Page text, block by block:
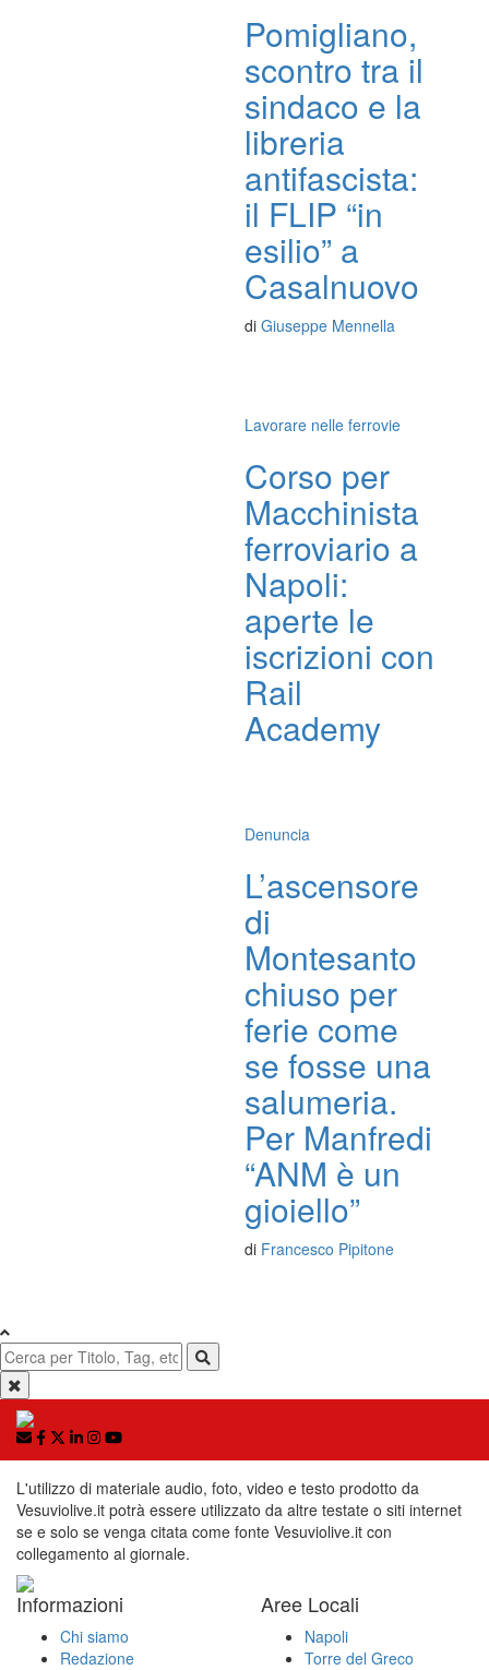
Pomigliano,
scontro tra il
sindaco e la
libreria
antifascista:
il FLIP “in
esilio” a
Casalnuovo
di Giuseppe Mennella
Lavorare nelle ferrovie
Corso per
Macchinista
ferroviario a
Napoli:
aperte le
iscrizioni con
Rail
Academy
Denuncia
L’ascensore
di
Montesanto
chiuso per
ferie come
se fosse una
salumeria.
Per Manfredi
“ANM è un
gioiello”
di Francesco Pipitone
L'utilizzo di materiale audio, foto, video e testo prodotto da
Vesuviolive.it potrà essere utilizzato da altre testate o siti internet
se e solo se venga citata come fonte Vesuviolive.it con
collegamento al giornale.
Informazioni
Chi siamo
Redazione
Aree Locali
Napoli
Torre del Greco